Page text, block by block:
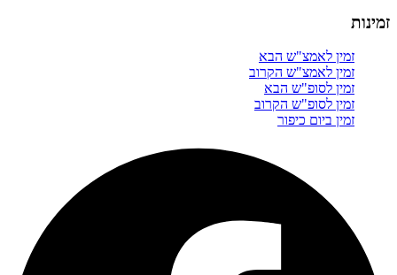
זמינות
זמין לאמצ"ש הבא
זמין לאמצ"ש הקרוב
זמין לסופ"ש הבא
זמין לסופ"ש הקרוב
זמין ביום כיפור